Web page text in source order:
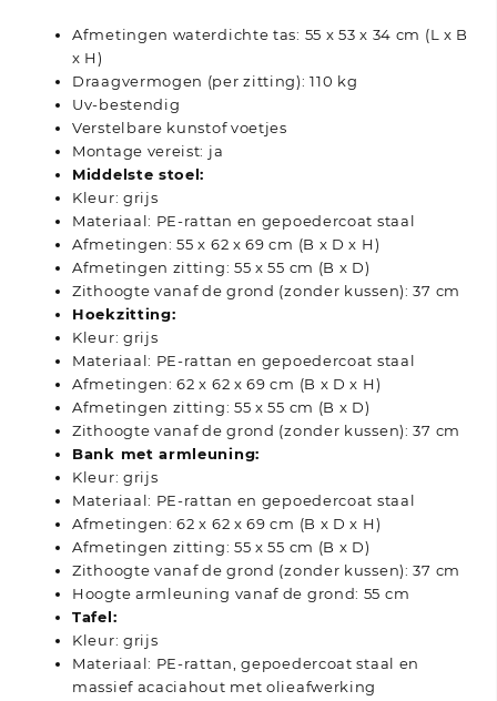
Afmetingen waterdichte tas: 55 x 53 x 34 cm (L x B
x H)
Draagvermogen (per zitting): 110 kg
Uv-bestendig
Verstelbare kunstof voetjes
Montage vereist: ja
Middelste stoel:
Kleur: grijs
Materiaal: PE-rattan en gepoedercoat staal
Afmetingen: 55 x 62 x 69 cm (B x D x H)
Afmetingen zitting: 55 x 55 cm (B x D)
Zithoogte vanaf de grond (zonder kussen): 37 cm
Hoekzitting:
Kleur: grijs
Materiaal: PE-rattan en gepoedercoat staal
Afmetingen: 62 x 62 x 69 cm (B x D x H)
Afmetingen zitting: 55 x 55 cm (B x D)
Zithoogte vanaf de grond (zonder kussen): 37 cm
Bank met armleuning:
Kleur: grijs
Materiaal: PE-rattan en gepoedercoat staal
Afmetingen: 62 x 62 x 69 cm (B x D x H)
Afmetingen zitting: 55 x 55 cm (B x D)
Zithoogte vanaf de grond (zonder kussen): 37 cm
Hoogte armleuning vanaf de grond: 55 cm
Tafel:
Kleur: grijs
Materiaal: PE-rattan, gepoedercoat staal en
massief acaciahout met olieafwerking